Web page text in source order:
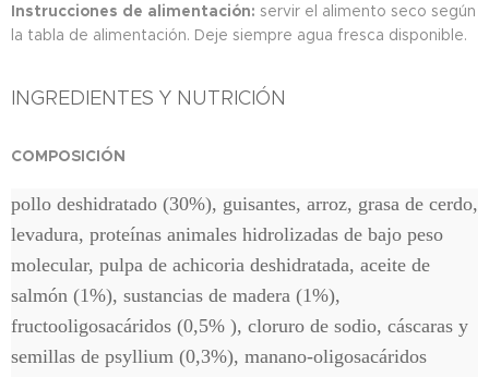
Instrucciones de alimentación: servir el alimento seco según
la tabla de alimentación. Deje siempre agua fresca disponible.
INGREDIENTES Y NUTRICIÓN
COMPOSICIÓN
pollo deshidratado (30%), guisantes, arroz, grasa de cerdo,
levadura, proteínas animales hidrolizadas de bajo peso
molecular, pulpa de achicoria deshidratada, aceite de
salmón (1%), sustancias de madera (1%),
fructooligosacáridos (0,5% ), cloruro de sodio, cáscaras y
semillas de psyllium (0,3%), manano-oligosacáridos